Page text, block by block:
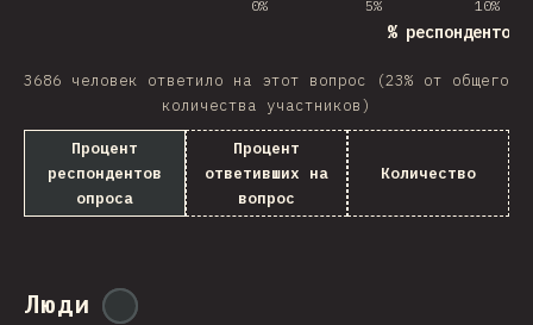
0% 5% 10%
% респондентов
3686 человек ответило на этот вопрос (23% от общего
количества участников)
Процент
респондентов
опроса
Процент
ответивших на
вопрос
Количество
Люди